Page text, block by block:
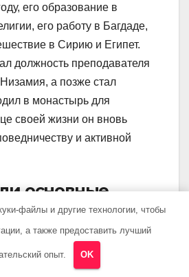
его образование в
его работу в Багдаде,
в Сирию и Египет.
должность преподавателя
а позже стал
в монастырь для
своей жизни он вновь
и активной
основные
учений Газали
что он стремился к
файлы и другие технологии, чтобы
а также предоставить лучший
опыт. OK